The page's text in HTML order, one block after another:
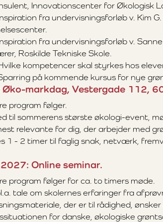
Innovationscenter for Økologisk
fra undervisningsforløb v. Kim
fra undervisningsforløb v.
Roskilde Tekniske Skole.
kompetencer skal styrkes hos
på kommende kursus for nye
Øko-markdag, Vestergade 112,
program følger.
til sommerens største økologi-event,
relevante for dig, der arbejder med
1 - 2 timer til faglig snak, netværk,
Online seminar.
program følger for ca. to timers møde.
tale om skolernes erfaringer fra
der er til rådighed,
for danske, økologiske